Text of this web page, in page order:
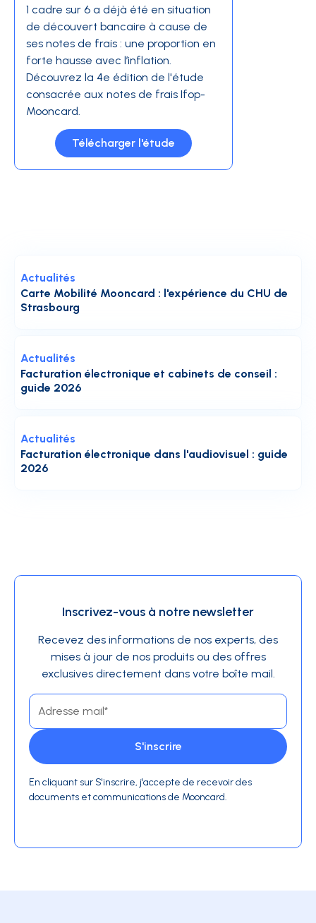
1 cadre sur 6 a déjà été en situation
de découvert bancaire à cause de
ses notes de frais : une proportion en
forte hausse avec l’inflation.
Découvrez la 4e édition de l'étude
consacrée aux notes de frais Ifop-
Mooncard.
Télécharger l'étude
Carte Mobilité Mooncard : l'expérience du CHU de
Strasbourg
Actualités
Facturation électronique et cabinets de conseil :
guide 2026
Actualités
Facturation électronique dans l'audiovisuel : guide
2026
Actualités
Inscrivez-vous à notre newsletter
Recevez des informations de nos experts, des
mises à jour de nos produits ou des offres
exclusives directement dans votre boîte mail.
En cliquant sur S'inscrire, j'accepte de recevoir des
documents et communications de Mooncard.